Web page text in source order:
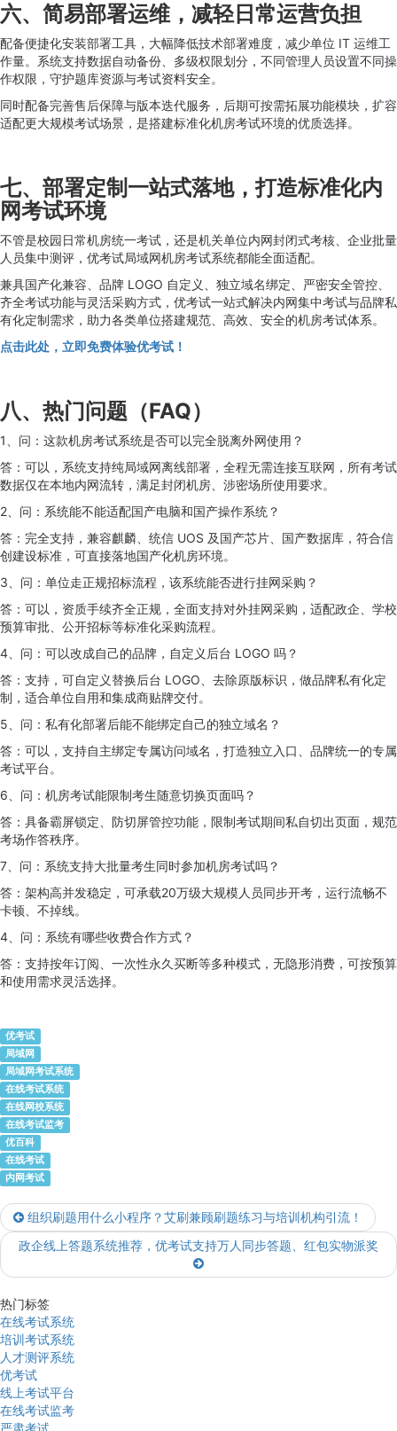
六、简易部署运维，减轻日常运营负担
配备便捷化安装部署工具，大幅降低技术部署难度，减少单位 IT 运维工
作量。系统支持数据自动备份、多级权限划分，不同管理人员设置不同操
作权限，守护题库资源与考试资料安全。
同时配备完善售后保障与版本迭代服务，后期可按需拓展功能模块，扩容
适配更大规模考试场景，是搭建标准化机房考试环境的优质选择。
七、部署定制一站式落地，打造标准化内
网考试环境
不管是校园日常机房统一考试，还是机关单位内网封闭式考核、企业批量
人员集中测评，优考试局域网机房考试系统都能全面适配。
兼具国产化兼容、品牌 LOGO 自定义、独立域名绑定、严密安全管控、
齐全考试功能与灵活采购方式，优考试一站式解决内网集中考试与品牌私
有化定制需求，助力各类单位搭建规范、高效、安全的机房考试体系。
点击此处，立即免费体验优考试！
八、热门问题（FAQ）
1、问：这款机房考试系统是否可以完全脱离外网使用？
答：可以，系统支持纯局域网离线部署，全程无需连接互联网，所有考试
数据仅在本地内网流转，满足封闭机房、涉密场所使用要求。
2、问：系统能不能适配国产电脑和国产操作系统？
答：完全支持，兼容麒麟、统信 UOS 及国产芯片、国产数据库，符合信
创建设标准，可直接落地国产化机房环境。
3、问：单位走正规招标流程，该系统能否进行挂网采购？
答：可以，资质手续齐全正规，全面支持对外挂网采购，适配政企、学校
预算审批、公开招标等标准化采购流程。
4、问：可以改成自己的品牌，自定义后台 LOGO 吗？
答：支持，可自定义替换后台 LOGO、去除原版标识，做品牌私有化定
制，适合单位自用和集成商贴牌交付。
5、问：私有化部署后能不能绑定自己的独立域名？
答：可以，支持自主绑定专属访问域名，打造独立入口、品牌统一的专属
考试平台。
6、问：机房考试能限制考生随意切换页面吗？
答：具备霸屏锁定、防切屏管控功能，限制考试期间私自切出页面，规范
考场作答秩序。
7、问：系统支持大批量考生同时参加机房考试吗？
答：架构高并发稳定，可承载20万级大规模人员同步开考，运行流畅不
卡顿、不掉线。
4、问：系统有哪些收费合作方式？
答：支持按年订阅、一次性永久买断等多种模式，无隐形消费，可按预算
和使用需求灵活选择。
优考试
局域网
局域网考试系统
在线考试系统
在线网校系统
在线考试监考
优百科
在线考试
内网考试
组织刷题用什么小程序？艾刷兼顾刷题练习与培训机构引流！
政企线上答题系统推荐，优考试支持万人同步答题、红包实物派奖
热门标签
在线考试系统
培训考试系统
人才测评系统
优考试
线上考试平台
在线考试监考
严肃考试